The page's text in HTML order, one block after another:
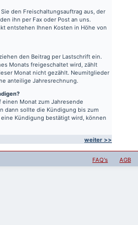
den Freischaltungsauftrag aus, der
ihn per Fax oder Post an uns.
entstehen Ihnen Kosten in Höhe von
den Beitrag per Lastschrift ein.
Monats freigeschaltet wird, zählt
Monat nicht gezählt. Neumitglieder
anteilige Jahresrechnung.
Monat zum Jahresende
dann sollte die Kündigung bis zum
Kündigung bestätigt wird, können
weiter >>
FAQ's AGB